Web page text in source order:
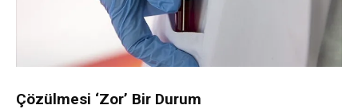
Çözülmesi ‘Zor’ Bir Durum